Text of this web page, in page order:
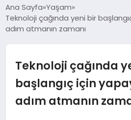
GÜNDEM
SOSYAL MEDYA
Ana Sayfa Yaşam
Teknoloji çağında yeni bir
adım atmanın zamanı
Teknoloji çağında
başlangıç için
adım atmanın